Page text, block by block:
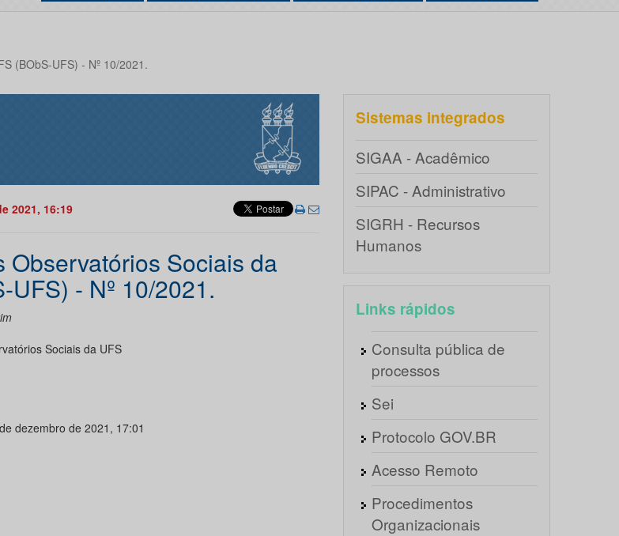
(BObS-UFS) - Nº 10/2021.
2021, 16:19
Observatórios Sociais da
UFS) - Nº 10/2021.
Sociais da UFS
dezembro de 2021, 17:01
Sistemas integrados
SIGAA - Acadêmico
SIPAC - Administrativo
SIGRH - Recursos
Humanos
Links rápidos
Consulta pública de
processos
Sei
Protocolo GOV.BR
Acesso Remoto
Procedimentos
Organizacionais